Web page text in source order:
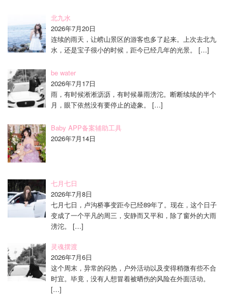
北九水
2026年7月20日
连续的雨天，让崂山景区的游客也多了起来。上次去北九
水，还是宝子很小的时候，距今已经几年的光景。
[…]
be water
2026年7月17日
雨，有时候淅淅沥沥，有时候暴雨滂沱。断断续续的半个
月，眼下依然没有要停止的迹象。
[…]
Baby APP备案辅助工具
2026年7月14日
七月七日
2026年7月8日
七月七日，卢沟桥事变距今已经89年了。现在，这个日子
变成了一个平凡的周三，安静而又平和，除了窗外的大雨
滂沱。
[…]
灵魂摆渡
2026年7月6日
这个周末，异常的闷热，户外活动以及变得稍微有些不合
时宜。毕竟，没有人想冒着被晒伤的风险在外面活动。
[…]